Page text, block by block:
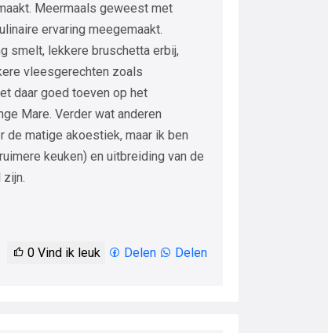
Meermaals geweest met
ervaring meegemaakt.
smelt, lekkere bruschetta erbij,
vleesgerechten zoals
daar goed toeven op het
Mare. Verder wat anderen
de matige akoestiek, maar ik ben
keuken) en uitbreiding van de
zijn.
0 Vind ik leuk Delen Delen